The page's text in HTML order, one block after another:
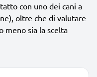
con uno dei cani a
oltre che di valutare
meno sia la scelta